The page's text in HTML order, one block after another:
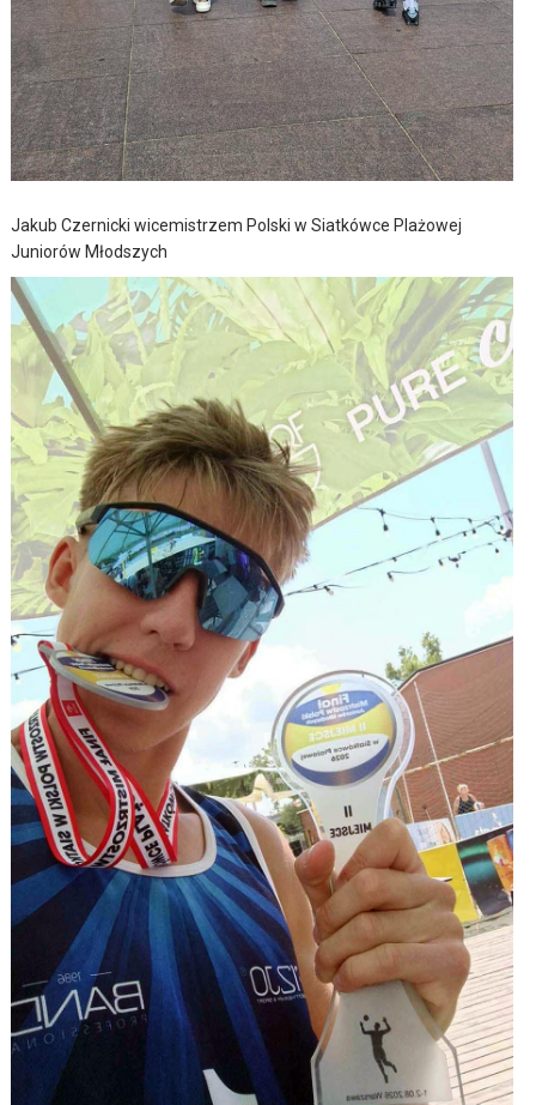
Jakub Czernicki wicemistrzem Polski w Siatkówce Plażowej
Juniorów Młodszych